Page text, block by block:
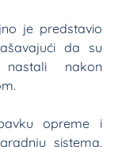
je predstavio
da su
nakon
opreme i
sistema.